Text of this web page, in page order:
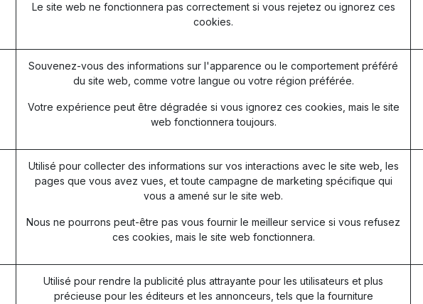
Le site web ne fonctionnera pas correctement si vous rejetez ou ignorez ces
cookies.
Souvenez-vous des informations sur l'apparence ou le comportement préféré
du site web, comme votre langue ou votre région préférée.
Votre expérience peut être dégradée si vous ignorez ces cookies, mais le site
web fonctionnera toujours.
Utilisé pour collecter des informations sur vos interactions avec le site web, les
pages que vous avez vues, et toute campagne de marketing spécifique qui
vous a amené sur le site web.
Nous ne pourrons peut-être pas vous fournir le meilleur service si vous refusez
ces cookies, mais le site web fonctionnera.
Utilisé pour rendre la publicité plus attrayante pour les utilisateurs et plus
précieuse pour les éditeurs et les annonceurs, tels que la fourniture